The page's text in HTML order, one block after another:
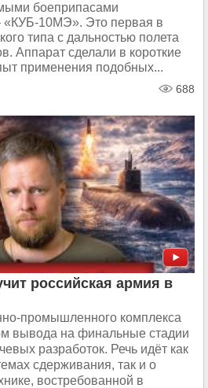
боеприпасами
«КУБ-10МЭ». Это первая в
типа с дальностью полета
Аппарат сделали в короткие
применения подобных...
688
российская армия в
промышленного комплекса
вывода на финальные стадии
разработок. Речь идёт как
сдерживания, так и о
востребованной в